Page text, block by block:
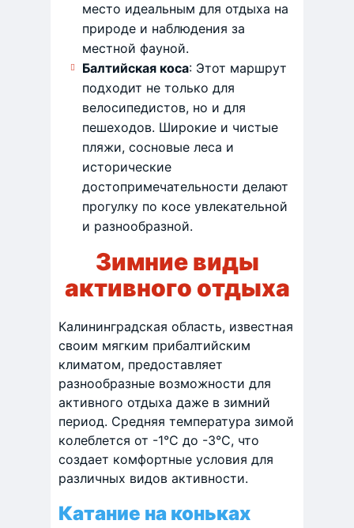
место идеальным для отдыха на
природе и наблюдения за
местной фауной. ​
Балтийская коса: Этот маршрут
подходит не только для
велосипедистов, но и для
пешеходов. Широкие и чистые
пляжи, сосновые леса и
исторические
достопримечательности делают
прогулку по косе увлекательной
и разнообразной. ​
Зимние виды
активного отдыха
​Калининградская область, известная
своим мягким прибалтийским
климатом, предоставляет
разнообразные возможности для
активного отдыха даже в зимний
период. Средняя температура зимой
колеблется от -1°C до -3°C, что
создает комфортные условия для
различных видов активности. ​
Катание на коньках